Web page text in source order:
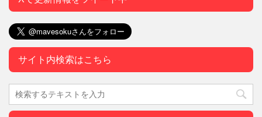
サイト内検索はこちら